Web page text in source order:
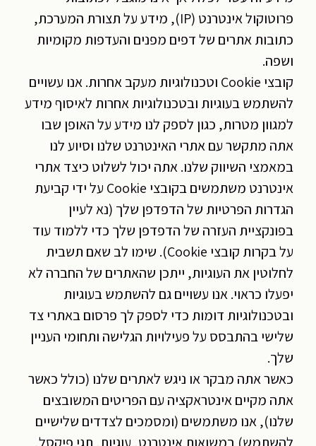
פרוטוקול אינטרנט (IP), מידע על תצורת המערכת,
כתובות אתרים של דפים מפנים והעדפות מקומיות
ושפה.
קובצי Cookie וטכנולוגיות מעקב אחרות. אנו עשויים
להשתמש בעוגיות ובטכנולוגיות אחרות לאיסוף מידע
למגוון מטרות, כגון לספק לנו מידע על האופן שבו
אתה מתקשר עם אתרי האינטרנט שלנו וסיוע לנו
במאמצי השיווק שלנו. אתה יכול לשלוט כיצד אתרי
אינטרנט משתמשים בקובצי Cookie על ידי קביעת
הגדרות הפרטיות של הדפדפן שלך (נא לעיין
בפונקציית העזרה של הדפדפן שלך כדי ללמוד עוד
על בקרות קובצי Cookie). שימו לב שאם תשבית
לחלוטין את העוגיות, ייתכן שהאתרים של החברה לא
יפעלו כראוי. אנו עשויים גם להשתמש בעוגיות
ובטכנולוגיות דומות כדי לספק לך פרסום באתרי צד
שלישי בהתבסס על פעילויות הגלישה ותחומי העניין
שלך.
כאשר אתה מבקר או ניגש לאתרים שלנו (כולל כאשר
אתה מקיים אינטראקציה עם הפריטים המשובצים
שלנו), אנו משתמשים (ומסמכים לצדדים שלישיים